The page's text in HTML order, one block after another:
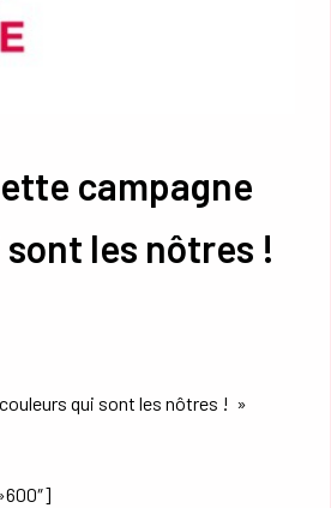
campagne
les nôtres !
qui sont les nôtres ! »